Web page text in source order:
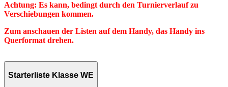
Achtung: Es kann, bedingt durch den Turnierverlauf zu
Verschiebungen kommen.
Zum anschauen der Listen auf dem Handy, das Handy ins
Querformat drehen.
Starterliste Klasse WE